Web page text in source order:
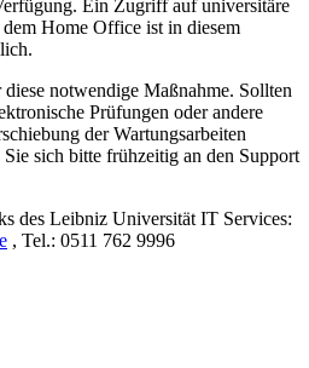
Ein Zugriff auf universitäre
dem Home Office ist in diesem
notwendige Maßnahme. Sollten
Prüfungen oder andere
der Wartungsarbeiten
sich bitte frühzeitig an den Support
des Leibniz Universität IT Services:
, Tel.: 0511 762 9996